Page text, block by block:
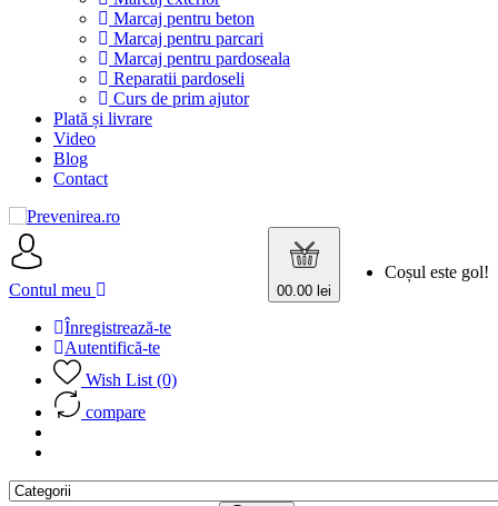
Marcaj pentru beton
Marcaj pentru parcari
Marcaj pentru pardoseala
Reparatii pardoseli
Curs de prim ajutor
Plată și livrare
Video
Blog
Contact
00.00 lei
Coșul este gol!
Contul meu
Înregistrează-te
Autentifică-te
Wish List (0)
compare